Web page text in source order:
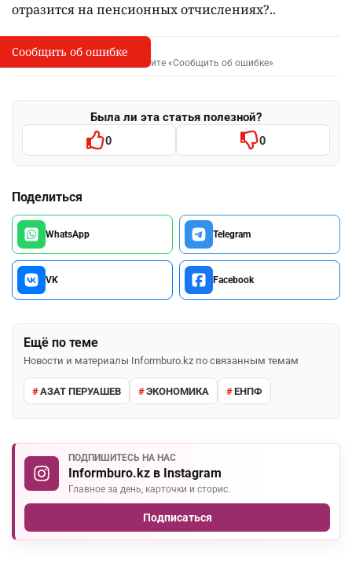
отразится на пенсионных отчислениях?..
I
Сообщить об опечатке
Выделите фрагмент и нажмите «Сообщить об ошибке»
Была ли эта статья полезной?
0 0
Поделиться
WhatsApp Telegram
VK Facebook
Ещё по теме
Новости и материалы Informburo.kz по связанным темам
АЗАТ ПЕРУАШЕВ ЭКОНОМИКА ЕНПФ
ПОДПИШИТЕСЬ НА НАС
Informburo.kz в Instagram
Главное за день, карточки и сторис.
Подписаться
Сообщить об ошибке